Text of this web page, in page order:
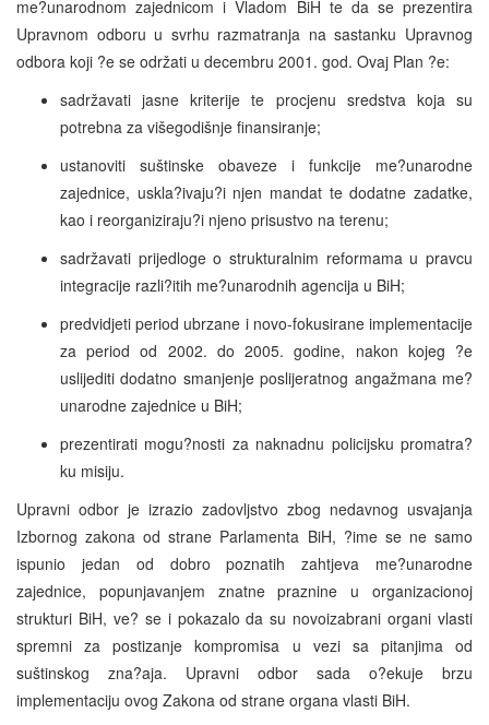
me?unarodnom zajednicom i Vladom BiH te da se prezentira
Upravnom odboru u svrhu razmatranja na sastanku Upravnog
odbora koji ?e se održati u decembru 2001. god. Ovaj Plan ?e:
sadržavati jasne kriterije te procjenu sredstva koja su
potrebna za višegodišnje finansiranje;
ustanoviti suštinske obaveze i funkcije me?unarodne
zajednice, uskla?ivaju?i njen mandat te dodatne zadatke,
kao i reorganiziraju?i njeno prisustvo na terenu;
sadržavati prijedloge o strukturalnim reformama u pravcu
integracije razli?itih me?unarodnih agencija u BiH;
predvidjeti period ubrzane i novo-fokusirane implementacije
za period od 2002. do 2005. godine, nakon kojeg ?e
uslijediti dodatno smanjenje poslijeratnog angažmana me?
unarodne zajednice u BiH;
prezentirati mogu?nosti za naknadnu policijsku promatra?
ku misiju.
Upravni odbor je izrazio zadovljstvo zbog nedavnog usvajanja
Izbornog zakona od strane Parlamenta BiH, ?ime se ne samo
ispunio jedan od dobro poznatih zahtjeva me?unarodne
zajednice, popunjavanjem znatne praznine u organizacionoj
strukturi BiH, ve? se i pokazalo da su novoizabrani organi vlasti
spremni za postizanje kompromisa u vezi sa pitanjima od
suštinskog zna?aja. Upravni odbor sada o?ekuje brzu
implementaciju ovog Zakona od strane organa vlasti BiH.